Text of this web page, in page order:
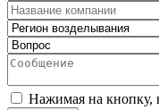
Нажимая на кнопку,